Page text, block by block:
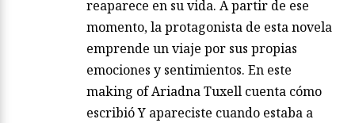
reaparece en su vida. A partir de ese
momento, la protagonista de esta novela
emprende un viaje por sus propias
emociones y sentimientos. En este
making of Ariadna Tuxell cuenta cómo
escribió Y apareciste cuando estaba a